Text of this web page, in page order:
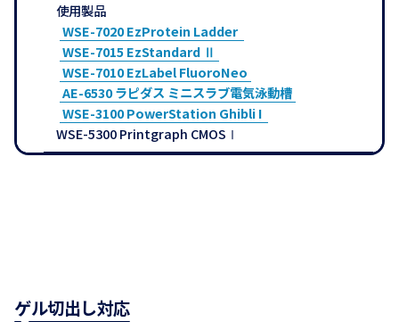
使用製品
WSE-7020 EzProtein Ladder
WSE-7015 EzStandard Ⅱ
WSE-7010 EzLabel FluoroNeo
AE-6530 ラピダス ミニスラブ電気泳動槽
WSE-3100 PowerStation Ghibli I
WSE-5300 Printgraph CMOSⅠ
ゲル切出し対応